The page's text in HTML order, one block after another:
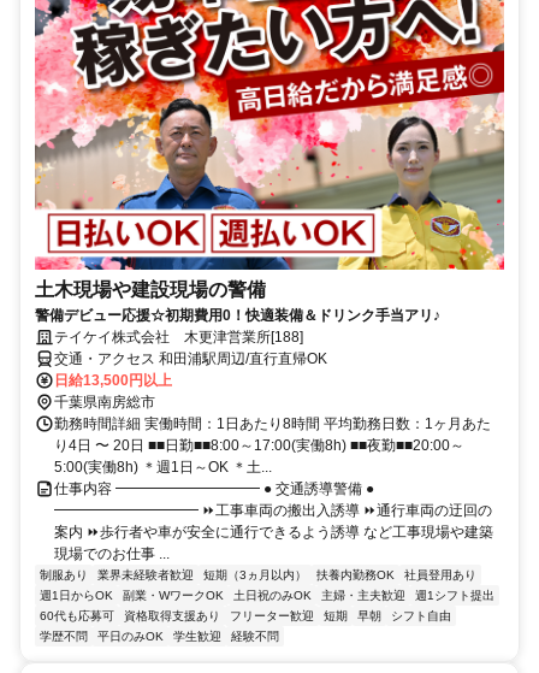
土木現場や建設現場の警備
警備デビュー応援☆初期費用0！快適装備＆ドリンク手当アリ♪
テイケイ株式会社 木更津営業所[188]
交通・アクセス 和田浦駅周辺/直行直帰OK
日給13,500円以上
千葉県南房総市
勤務時間詳細 実働時間：1日あたり8時間 平均勤務日数：1ヶ月あた
り4日 〜 20日 ■■日勤■■8:00～17:00(実働8h) ■■夜勤■■20:00～
5:00(実働8h) ＊週1日～OK ＊土...
仕事内容 ━━━━━━━━━━ ● 交通誘導警備 ●
━━━━━━━━━━ ⏩工事車両の搬出入誘導 ⏩通行車両の迂回の
案内 ⏩歩行者や車が安全に通行できるよう誘導 など工事現場や建築
現場でのお仕事 ...
制服あり 業界未経験者歓迎 短期（3ヵ月以内） 扶養内勤務OK
社員登用あり
週1日からOK
副業・WワークOK 土日祝のみOK 主婦・主夫歓迎
週1シフト提出
60代も応募可
資格取得支援あり フリーター歓迎 短期 早朝
シフト自由
学歴不問
平日のみOK 学生歓迎 経験不問